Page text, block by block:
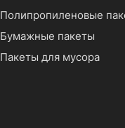
Полипропиленовые
Бумажные пакеты
Пакеты для мусора